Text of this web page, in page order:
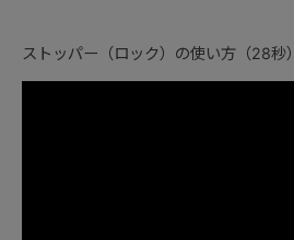
ストッパー（ロック）の使い方（28秒）